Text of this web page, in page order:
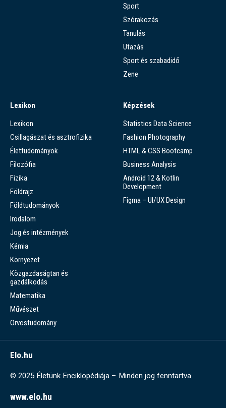
Sport
Szórakozás
Tanulás
Utazás
Sport és szabadidő
Zene
Lexikon
Lexikon
Csillagászat és asztrofizika
Élettudományok
Filozófia
Fizika
Földrajz
Földtudományok
Irodalom
Jog és intézmények
Kémia
Környezet
Közgazdaságtan és
gazdálkodás
Matematika
Művészet
Orvostudomány
Képzések
Statistics Data Science
Fashion Photography
HTML & CSS Bootcamp
Business Analysis
Android 12 & Kotlin
Development
Figma – UI/UX Design
Elo.hu
© 2025 Életünk Enciklopédiája – Minden jog fenntartva.
www.elo.hu